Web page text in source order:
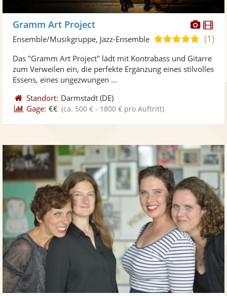
Fotos
Gramm Art Project
5,0
5
(1)
Ensemble/Musikgruppe, Jazz-Ensemble
Das "Gramm Art Project" lädt mit Kontrabass und Gitarre
zum Verweilen ein, die perfekte Ergänzung eines stilvolles
Essens, eines ungezwungen ...
Standort: Darmstadt (DE)
Gage: €€ (ca. 500 € - 1800 € pro Auftritt)